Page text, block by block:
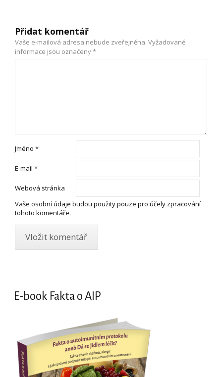
Přidat komentář
Vaše e-mailová adresa nebude zveřejněna. Vyžadované
informace jsou označeny*
Jméno *
E-mail *
Webová stránka
Vaše osobní údaje budou použity pouze pro účely zpracování
tohoto komentáře.
E-book Fakta o AIP